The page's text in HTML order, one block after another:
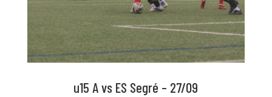
u15 A vs ES Segré – 27/09